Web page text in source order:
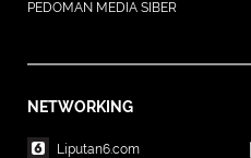
PEDOMAN MEDIA SIBER
NETWORKING
Liputan6.com